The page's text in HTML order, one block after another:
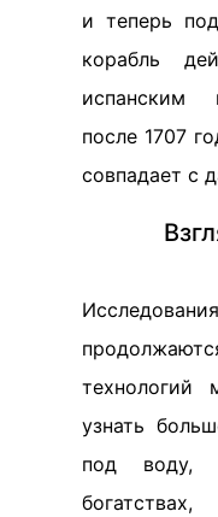
и теперь
корабль
испанским
после 1707
совпадает с
узнать
под воду,